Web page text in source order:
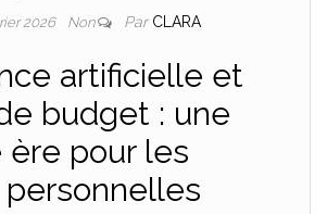
2026 Non Par CLARA
artificielle et
budget : une
ère pour les